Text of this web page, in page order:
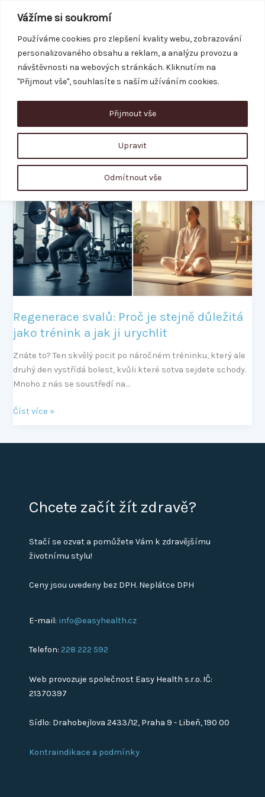
Vážíme si soukromí
Používáme cookies pro zlepšení kvality webu, zobrazování
personalizovaného obsahu a reklam, a analýzu provozu a
návštěvnosti na webových stránkách. Kliknutím na
"Přijmout vše", souhlasíte s naším užíváním cookies.
Upravit
Odmítnout vše
Přijmout vše
obsah
REZERVACE
posilování
Regenerace svalů: Proč je stejně důležitá
jako trénink a jak ji urychlit
Znáte to? Ten skvělý pocit po náročném tréninku, který ale
druhý den vystřídá bolest, kvůli které sotva sejdete schody.
Mnoho z nás se soustředí na…
Regenerace
Proč
stejně
důležitá
jako
trénink
jak
urychlit
Číst více »
Chcete začít žít zdravě?
Stačí se ozvat a pomůžete Vám k zdravějšímu
životnímu stylu!
Ceny jsou uvedeny bez DPH. Neplátce DPH
E-mail: info@easyhealth.cz
Telefon:228 222 592
Web provozuje společnost Easy Health s.r.o. IČ:
21370397
Sídlo: Drahobejlova 2433/12, Praha 9 - Libeň, 190 00
Kontraindikace a podmínky